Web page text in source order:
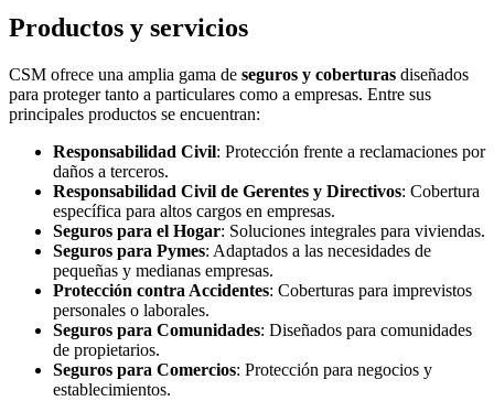
Productos y servicios
CSM ofrece una amplia gama de seguros y coberturas diseñados
para proteger tanto a particulares como a empresas. Entre sus
principales productos se encuentran:
Responsabilidad Civil: Protección frente a reclamaciones por
daños a terceros.
Responsabilidad Civil de Gerentes y Directivos: Cobertura
específica para altos cargos en empresas.
Seguros para el Hogar: Soluciones integrales para viviendas.
Seguros para Pymes: Adaptados a las necesidades de
pequeñas y medianas empresas.
Protección contra Accidentes: Coberturas para imprevistos
personales o laborales.
Seguros para Comunidades: Diseñados para comunidades
de propietarios.
Seguros para Comercios: Protección para negocios y
establecimientos.